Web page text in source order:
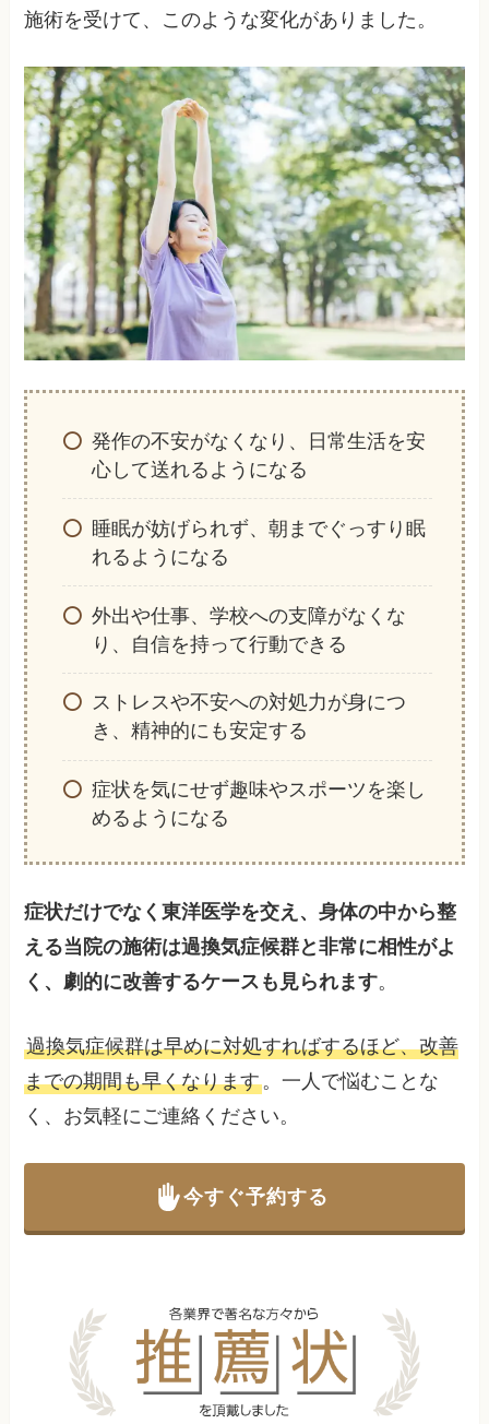
施術を受けて、このような変化がありました。
発作の不安がなくなり、日常生活を安
心して送れるようになる
睡眠が妨げられず、朝までぐっすり眠
れるようになる
外出や仕事、学校への支障がなくな
り、自信を持って行動できる
ストレスや不安への対処力が身につ
き、精神的にも安定する
症状を気にせず趣味やスポーツを楽し
めるようになる
症状だけでなく東洋医学を交え、身体の中から整
える当院の施術は過換気症候群と非常に相性がよ
く、劇的に改善するケースも見られます。
過換気症候群は早めに対処すればするほど、改善
までの期間も早くなります。一人で悩むことな
く、お気軽にご連絡ください。
今すぐ予約する